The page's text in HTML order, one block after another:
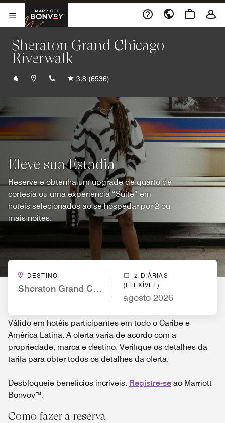
Skip to Content
Abrir menu
Marriott Bonvoy
Sheraton Grand Chicago
Riverwalk
+13124641000
3.8 (6536)
Eleve sua Estadia
Reserve e obtenha um upgrade de quarto de
cortesia ou uma experiência “Suite” em
hotéis selecionados ao se hospedar por 2 ou
mais noites.
DESTINO
Sheraton Grand Chicago Riverwalk
2 DIÁRIAS
(FLEXÍVEL)
agosto 2026
Válido em hotéis participantes em todo o Caribe e
América Latina. A oferta varia de acordo com a
propriedade, marca e destino. Verifique os detalhes da
tarifa para obter todos os detalhes da oferta.
Desbloqueie benefícios incríveis. Registre-se ao Marriott
Bonvoy™.
Como fazer a reserva